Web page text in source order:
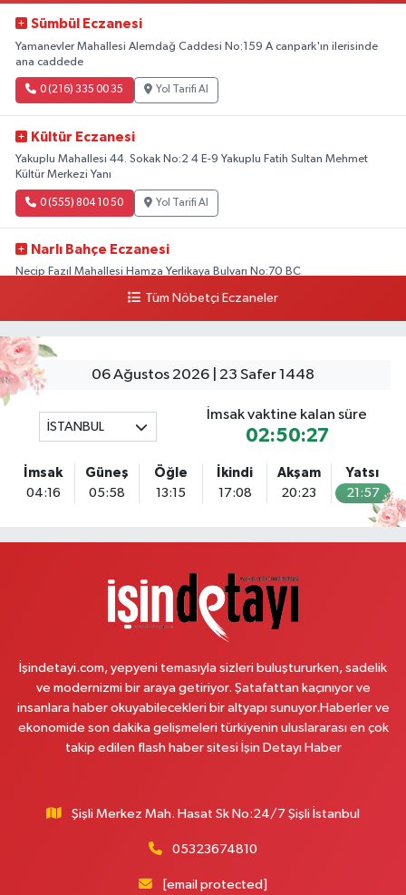
Sümbül Eczanesi
Yamanevler Mahallesi Alemdağ Caddesi No:159 A canpark'ın ilerisinde
ana caddede
0 (216) 335 00 35 Yol Tarifi Al
Kültür Eczanesi
Yakuplu Mahallesi 44. Sokak No:2 4 E-9 Yakuplu Fatih Sultan Mehmet
Kültür Merkezi Yanı
0 (555) 804 10 50 Yol Tarifi Al
Narlı Bahçe Eczanesi
Necip Fazıl Mahallesi Hamza Yerlikaya Bulvarı No:70 BC
Yol Tarifi Al
Erenköy Rüzgar Eczanesi
Erenköy Mahallesi Kantarcırıza Sokak No:23 B
Serenay Eczanesi
Mimar Sinan Merkez Mahallesi Bayar Sokak No:35 A MİMARSİNAN
DEVLET HASTANESİNİN ÜST GEÇİDİNDEN KARŞI YOLA GEÇİNCE 200M
YÜRÜME MESAFESİ
Merkez Mahallesi Eski Edirne Cad. No:1175 A Arnavutköy Tıp Merkezi
bitişiği. Faruk Güllüoğlu ve Flo ayakkabıcılık karşısı. Arnavutkoy Devlet
Hastahanesine 1 dakika yürüme mesafesi
Nihal Eczanesi
Sütlüce Mahallesi Talip Paşa Sokak 14 Sağlık Ocağına Paralel Sokakta
Öğütcü Eczanesi
Tüm Nöbetçi Eczaneler
06 Ağustos 2026 | 23 Safer 1448
İSTANBUL
İmsak vaktine kalan süre
02:50:27
İmsak
04:16
Güneş
05:58
Öğle
13:15
İkindi
17:08
Akşam
20:23
Yatsı
21:57
İşindetayi.com, yepyeni temasıyla sizleri buluştururken, sadelik
ve modernizmi bir araya getiriyor. Şatafattan kaçınıyor ve
insanlara haber okuyabilecekleri bir altyapı sunuyor.Haberler ve
ekonomide son dakika gelişmeleri türkiyenin uluslararası en çok
takip edilen flash haber sitesi İşin Detayı Haber
Şişli Merkez Mah. Hasat Sk No:24/7 Şişli İstanbul
05323674810
[email protected]